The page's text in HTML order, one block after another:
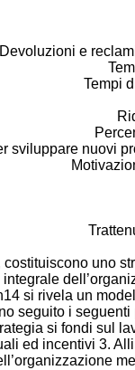
Devoluzioni e
Tempi
sviluppare nuovi
uno
si rivela un
seguito i
si fondi sul
ed incentivi 3.